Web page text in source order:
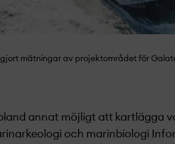
mätningar av projekt­området för
annat möjligt att kartlägga
och marinbiologi